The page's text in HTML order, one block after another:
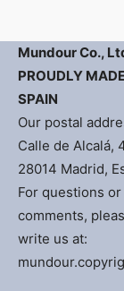
Mundour Co.,
PROUDLY
SPAIN
Our postal
Calle de Alcalá,
28014 Madrid,
For questions or
comments,
write us at: